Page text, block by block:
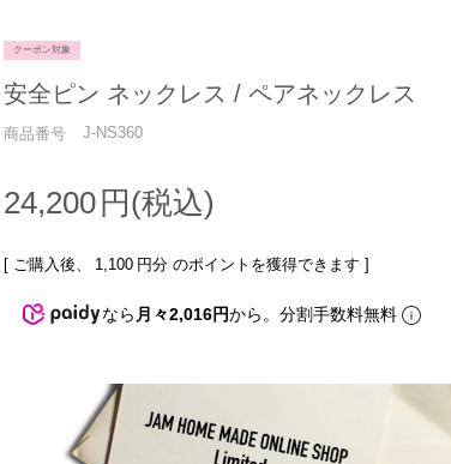
クーポン対象
安全ピン ネックレス / ペアネックレス
商品番号 J-NS360
24,200
[ ご購入後、 1,100 円分 のポイントを獲得できます ]
なら 月々2,016円から。分割手数料無料